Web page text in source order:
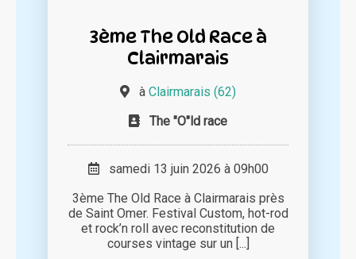
3ème The Old Race à
Clairmarais
à Clairmarais (62)
The "O"ld race
samedi 13 juin 2026 à 09h00
3ème The Old Race à Clairmarais près
de Saint Omer. Festival Custom, hot-rod
et rock’n roll avec reconstitution de
courses vintage sur un [...]